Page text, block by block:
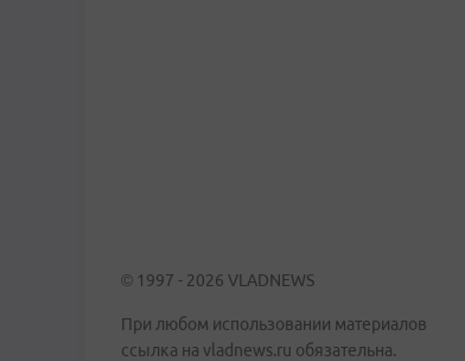
© 1997 - 2026 VLADNEWS
При любом использовании материалов
ссылка на vladnews.ru обязательна.